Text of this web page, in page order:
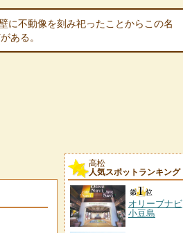
に不動像を刻み祀ったことからこの名
ある。
高松
人気スポットランキング
オリーブナビ
小豆島